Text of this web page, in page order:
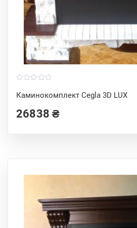
Каминокомплект Cegla 3D LUX
o
u
o
f
26838₴